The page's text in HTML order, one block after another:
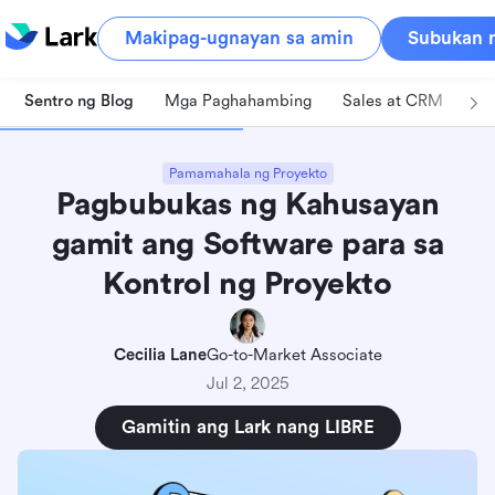
Makipag-ugnayan sa amin Subukan
Sentro ng Blog Mga Paghahambing Sales at CRM
Pamamahala ng Proyekto
Pagbubukas ng Kahusayan
gamit ang Software para sa
Kontrol ng Proyekto
Cecilia LaneGo-to-Market Associate
Jul 2, 2025
Gamitin ang Lark nang LIBRE